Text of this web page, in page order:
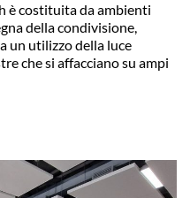
è costituita da ambienti
della condivisione,
un utilizzo della luce
che si affacciano su ampi